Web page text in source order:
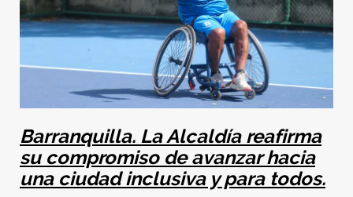
Barranquilla. La Alcaldía reafirma
su compromiso de avanzar hacia
una ciudad inclusiva y para todos.